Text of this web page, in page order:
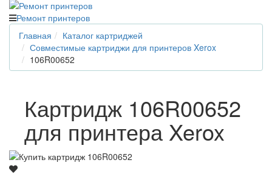
Ремонт принтеров
Главная
Каталог картриджей
Совместимые картриджи для принтеров Xerox
106R00652
Картридж 106R00652
для принтера Xerox